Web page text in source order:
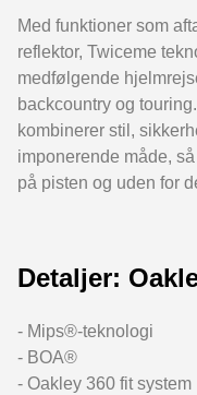
Med funktioner som
reflektor, Twiceme
medfølgende
backcountry og
kombinerer stil,
imponerende måde,
på pisten og uden for
Detaljer:
- Mips®-teknologi
- BOA®
- Oakley 360 fit system